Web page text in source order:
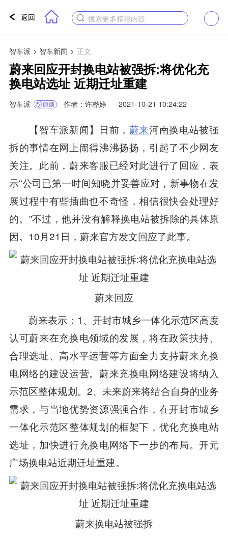
返回 搜索更多精彩内容
智车派 > 智车新闻 > 正文
蔚来回应开封换电站被强拆:将优化充
换电站选址 近期迁址重建
智车派 作者：许桦婷 2021-10-21 10:24:22
【智车派新闻】日前， 蔚来河南换电站被强
拆的事情在网上闹得沸沸扬扬，引起了不少网友
关注。此前，蔚来客服已经对此进行了回应，表
示“公司已第一时间知晓并妥善应对，新事物在发
展过程中有些插曲也不奇怪，相信很快会处理好
的。”不过，他并没有解释换电站被拆除的具体原
因。10月21日，蔚来官方发文回应了此事。
蔚来回应
蔚来表示：1、开封市城乡一体化示范区高度
认可蔚来在充换电领域的发展，将在政策扶持、
合理选址、高水平运营等方面全力支持蔚来充换
电网络的建设运营。蔚来充换电网络建设将纳入
示范区整体规划。2、未来蔚来将结合自身的业务
需求，与当地优势资源强强合作，在开封市城乡
一体化示范区整体规划的框架下，优化充换电站
选址，加快进行充换电网络下一步的布局。开元
广场换电站近期迁址重建。
蔚来换电站被强拆